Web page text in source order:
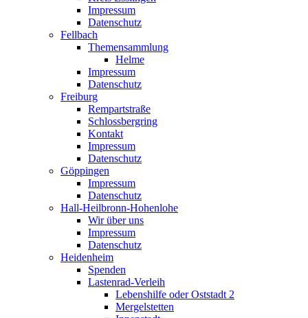
Impressum
Datenschutz
Fellbach
Themensammlung
Helme
Impressum
Datenschutz
Freiburg
Rempartstraße
Schlossbergring
Kontakt
Impressum
Datenschutz
Göppingen
Impressum
Datenschutz
Hall-Heilbronn-Hohenlohe
Wir über uns
Impressum
Datenschutz
Heidenheim
Spenden
Lastenrad-Verleih
Lebenshilfe oder Oststadt 2
Mergelstetten